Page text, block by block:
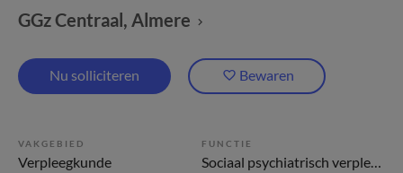
GGz Centraal, Almere
Nu solliciteren Bewaren
VAKGEBIED
Verpleegkunde
FUNCTIE
Sociaal psychiatrisch verpleegkundige